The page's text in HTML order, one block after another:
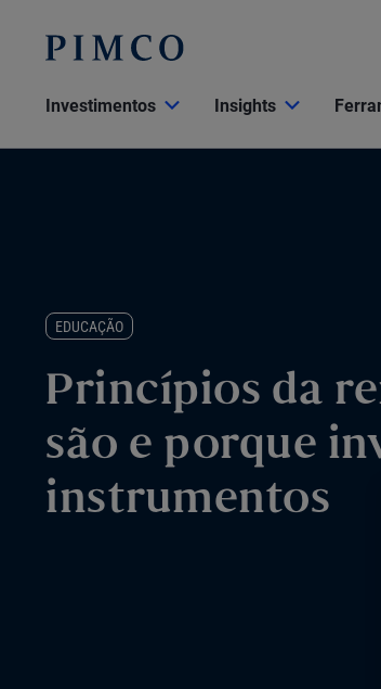
Investimentos Insights
EDUCAÇÃO
Princípios da
são e porque
instrumentos